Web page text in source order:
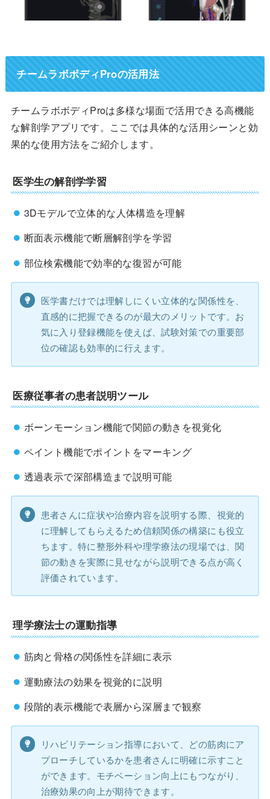
チームラボボディProの活用法
チームラボボディProは多様な場面で活用できる高機能
な解剖学アプリです。ここでは具体的な活用シーンと効
果的な使用方法をご紹介します。
医学生の解剖学学習
3Dモデルで立体的な人体構造を理解
断面表示機能で断層解剖学を学習
部位検索機能で効率的な復習が可能
医学書だけでは理解しにくい立体的な関係性を、
直感的に把握できるのが最大のメリットです。お
気に入り登録機能を使えば、試験対策での重要部
位の確認も効率的に行えます。
医療従事者の患者説明ツール
ボーンモーション機能で関節の動きを視覚化
ペイント機能でポイントをマーキング
透過表示で深部構造まで説明可能
患者さんに症状や治療内容を説明する際、視覚的
に理解してもらえるため信頼関係の構築にも役立
ちます。特に整形外科や理学療法の現場では、関
節の動きを実際に見せながら説明できる点が高く
評価されています。
理学療法士の運動指導
筋肉と骨格の関係性を詳細に表示
運動療法の効果を視覚的に説明
段階的表示機能で表層から深層まで観察
リハビリテーション指導において、どの筋肉にア
プローチしているかを患者さんに明確に示すこと
ができます。モチベーション向上にもつながり、
治療効果の向上が期待できます。